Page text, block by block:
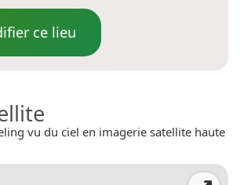
ce lieu
vu du ciel en imagerie satellite haute